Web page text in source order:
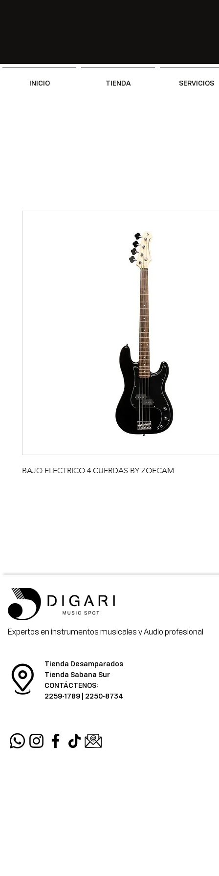
INICIO TIENDA SERVICIOS
BAJO ELECTRICO 4 CUERDAS BY ZOECAM
Expertos en instrumentos musicales y Audio profesional
Tienda Desamparados
Tienda Sabana Sur
CONTÁCTENOS:
2259-1789 | 2250-8734